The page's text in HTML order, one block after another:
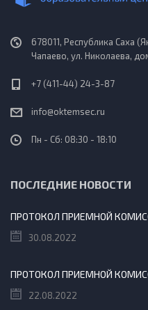
678011, Республика Саха
Чапаево, ул. Николаева,
+7 (411-44) 24-3-87
info@oktemsec.ru
Пн - Сб: 08:30 - 18:10
ПОСЛЕДНИЕ НОВОСТИ
ПРОТОКОЛ ПРИЕМНОЙ
30.08.2022
ПРОТОКОЛ ПРИЕМНОЙ
22.08.2022